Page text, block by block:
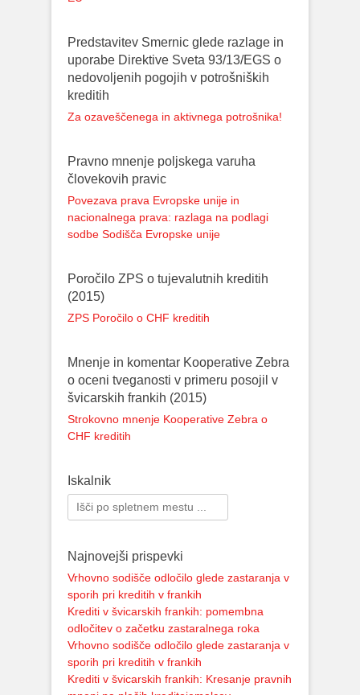
Predstavitev Smernic glede razlage in
uporabe Direktive Sveta 93/13/EGS o
nedovoljenih pogojih v potrošniških
kreditih
Za ozaveščenega in aktivnega potrošnika!
Pravno mnenje poljskega varuha
človekovih pravic
Povezava prava Evropske unije in
nacionalnega prava: razlaga na podlagi
sodbe Sodišča Evropske unije
Poročilo ZPS o tujevalutnih kreditih
(2015)
ZPS Poročilo o CHF kreditih
Mnenje in komentar Kooperative Zebra
o oceni tveganosti v primeru posojil v
švicarskih frankih (2015)
Strokovno mnenje Kooperative Zebra o
CHF kreditih
Iskalnik
Search
for:
Najnovejši prispevki
Vrhovno sodišče odločilo glede zastaranja v
sporih pri kreditih v frankih
Krediti v švicarskih frankih: pomembna
odločitev o začetku zastaralnega roka
Vrhovno sodišče odločilo glede zastaranja v
sporih pri kreditih v frankih
Krediti v švicarskih frankih: Kresanje pravnih